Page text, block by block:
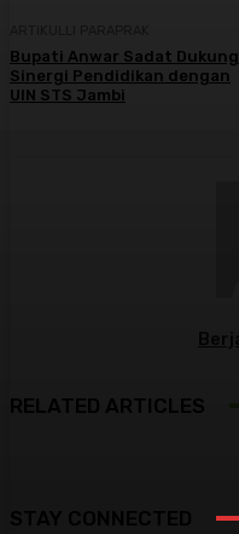
Bupati Anwar Sadat Dukung
Sinergi Pendidikan dengan
UIN STS Jambi
RELATED ARTICLES